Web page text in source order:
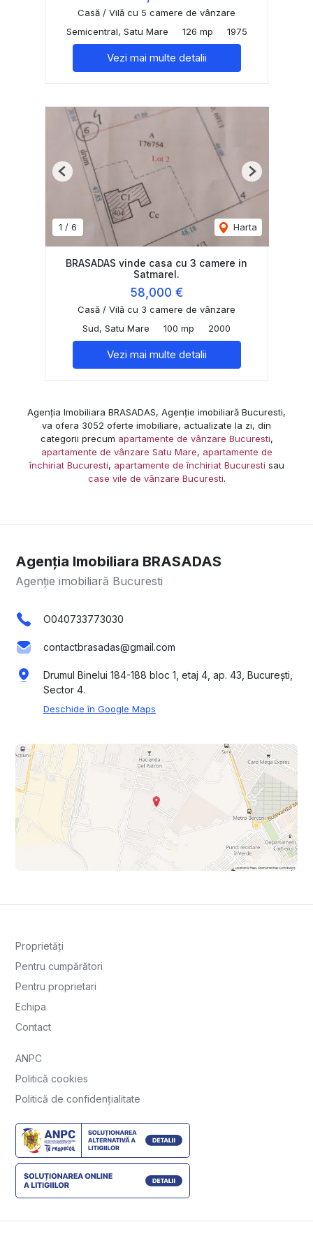
Casă / Vilă cu 5 camere de vânzare
Semicentral, Satu Mare
126 mp 1975
Vezi mai multe detalii
1 / 6 Harta
Previous Next
BRASADAS vinde casa cu 3 camere in
Satmarel.
58,000 €
Casă / Vilă cu 3 camere de vânzare
Sud, Satu Mare
100 mp 2000
Vezi mai multe detalii
Agenția Imobiliara BRASADAS, Agenție imobiliară Bucuresti,
va ofera 3052 oferte imobiliare, actualizate la zi, din
categorii precum apartamente de vânzare Bucuresti,
apartamente de vânzare Satu Mare, apartamente de
închiriat Bucuresti, apartamente de închiriat Bucuresti sau
case vile de vânzare Bucuresti.
Agenția Imobiliara BRASADAS
Agenție imobiliară Bucuresti
O040733773030
contactbrasadas@gmail.com
Drumul Binelui 184-188 bloc 1, etaj 4, ap. 43, București,
Sector 4.
Deschide în Google Maps
Proprietăți
Pentru cumpărători
Pentru proprietari
Echipa
Contact
ANPC
Politică cookies
Politică de confidențialitate